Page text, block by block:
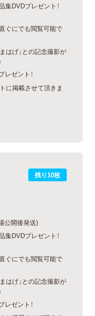
集DVDプレゼント！
ぐにでも閲覧可能で
はげ」との記念撮影が
レゼント！
に掲載させて頂きま
残り10枚
公開後発送)
集DVDプレゼント！
ぐにでも閲覧可能で
はげ」との記念撮影が
レゼント！